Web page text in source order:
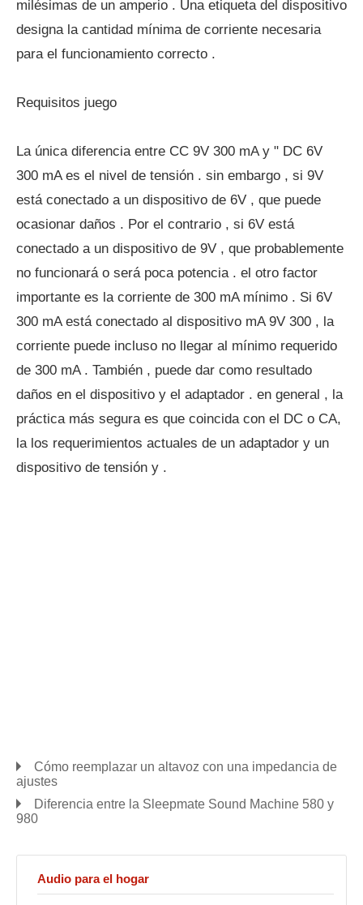
milésimas de un amperio . Una etiqueta del dispositivo
designa la cantidad mínima de corriente necesaria
para el funcionamiento correcto .
Requisitos juego
La única diferencia entre CC 9V 300 mA y " DC 6V
300 mA es el nivel de tensión . sin embargo , si 9V
está conectado a un dispositivo de 6V , que puede
ocasionar daños . Por el contrario , si 6V está
conectado a un dispositivo de 9V , que probablemente
no funcionará o será poca potencia . el otro factor
importante es la corriente de 300 mA mínimo . Si 6V
300 mA está conectado al dispositivo mA 9V 300 , la
corriente puede incluso no llegar al mínimo requerido
de 300 mA . También , puede dar como resultado
daños en el dispositivo y el adaptador . en general , la
práctica más segura es que coincida con el DC o CA,
la los requerimientos actuales de un adaptador y un
dispositivo de tensión y .
Cómo reemplazar un altavoz con una impedancia de
ajustes
Diferencia entre la Sleepmate Sound Machine 580 y
980
Audio para el hogar